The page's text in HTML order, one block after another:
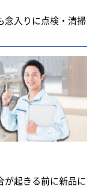
念入りに点検・清掃
が起きる前に新品に